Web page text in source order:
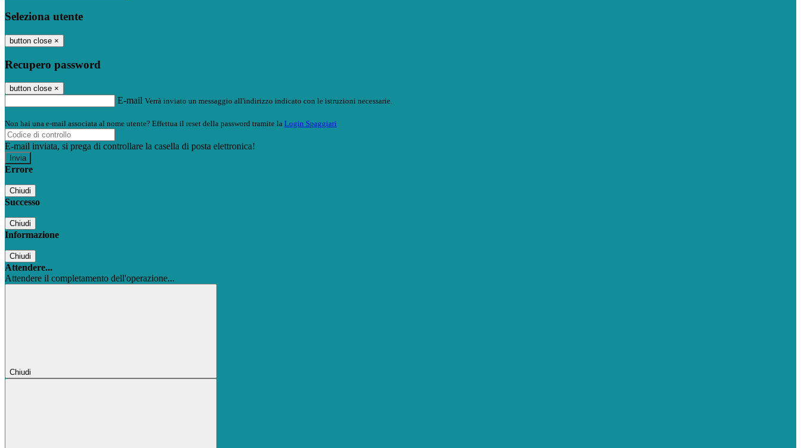
Seleziona utente
button close ×
Recupero password
button close ×
E-mail Verrà inviato un messaggio all'indirizzo indicato con le istruzioni necessarie.
Non hai una e-mail associata al nome utente? Effettua il reset della password tramite la Login Spaggiari
E-mail inviata, si prega di controllare la casella di posta elettronica!
Errore
Chiudi
Successo
Chiudi
Informazione
Chiudi
Attendere...
Attendere il completamento dell'operazione...
Chiudi